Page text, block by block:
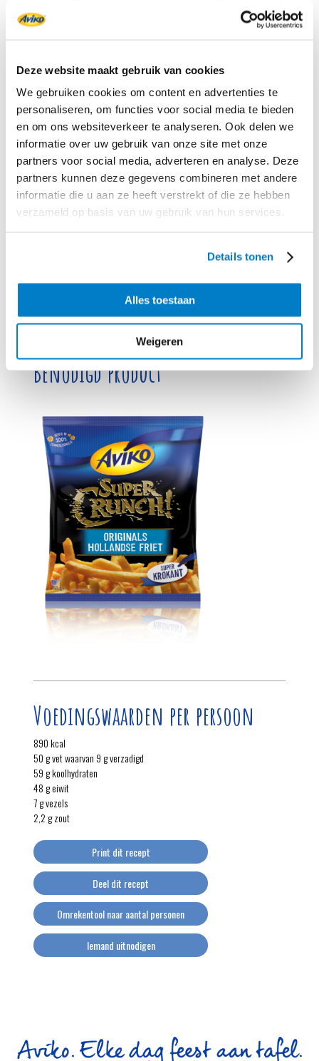
Deze website maakt gebruik van cookies
We gebruiken cookies om content en advertenties te
personaliseren, om functies voor social media te bieden
en om ons websiteverkeer te analyseren. Ook delen we
informatie over uw gebruik van onze site met onze
partners voor social media, adverteren en analyse. Deze
partners kunnen deze gegevens combineren met andere
informatie die u aan ze heeft verstrekt of die ze hebben
verzameld op basis van uw gebruik van hun services.
Details tonen
Alles toestaan
Weigeren
Bewaar de kip voor later gebruik afgedekt in de koelkast. Invriezen kan
intussen de pulled chicken met de resterende 150 ml barbecuesaus.
Snijd de tomaten in kwarten en de uien in reepjes.
Schudde friet op een schaal. Verdeel er de sla, tomaat, ui en de pulled
BBQ-chicken over. Garneer de loaded fries met de knoflooksaus, grof
gehakte peterselie en de uitjes.
Een verwenmaaltijd voor het hele gezin: een royale schaal krokante friet
met stukjes langzaam gegaarde kip met barbecuesaus, knoflooksaus en
gebakken uitjes.
Vega:Vervang voor loaded fries zonder vlees de kip door gebakken
reepjes oesterzwam. Voeg barbecuesaus naar smaak toe.
Benodigd product
Voedingswaarden per persoon
890 kcal
50 g vet waarvan 9 g verzadigd
59 g koolhydraten
48 g eiwit
7 g vezels
2,2 g zout
Print dit recept
Deel dit recept
Omrekentool naar aantal personen
Iemand uitnodigen